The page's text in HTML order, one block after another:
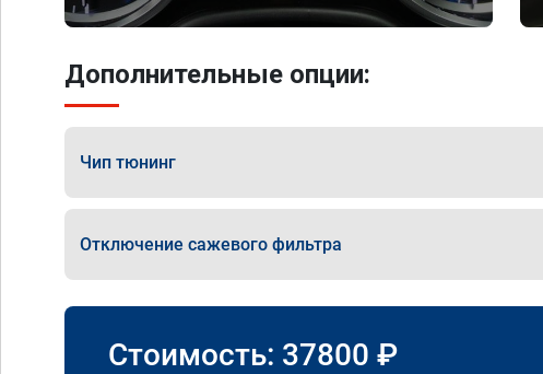
Дополнительные опции:
Чип тюнинг
Отключение сажевого фильтра
Стоимость: 37800 ₽